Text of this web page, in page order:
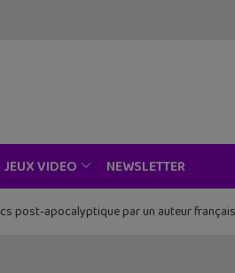
JEUX VIDEO NEWSLETTER
post-apocalyptique par un auteur français
Grévin, Zoo Art Show, Passion Japon…